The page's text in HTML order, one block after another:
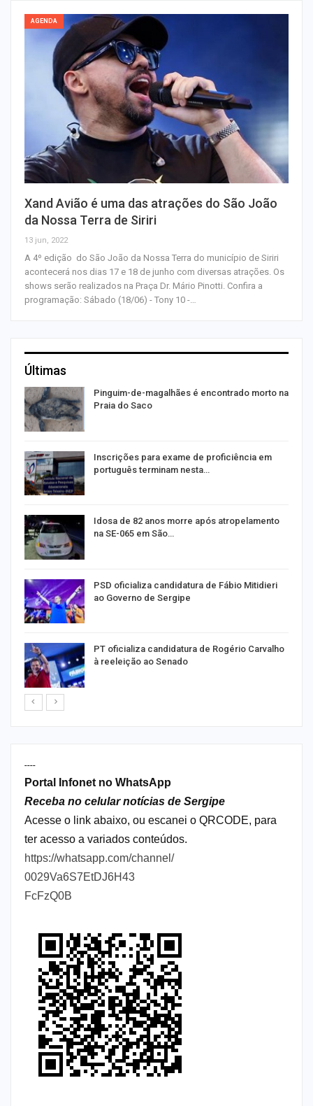
AGENDA
Xand Avião é uma das atrações do São João
da Nossa Terra de Siriri
13 jun, 2022
A 4º edição do São João da Nossa Terra do município de Siriri
acontecerá nos dias 17 e 18 de junho com diversas atrações. Os
shows serão realizados na Praça Dr. Mário Pinotti. Confira a
programação: Sábado (18/06) - Tony 10 -…
Últimas
Pinguim-de-magalhães é encontrado morto na
Praia do Saco
Inscrições para exame de proficiência em
português terminam nesta…
Idosa de 82 anos morre após atropelamento
na SE-065 em São…
PSD oficializa candidatura de Fábio Mitidieri
ao Governo de Sergipe
PT oficializa candidatura de Rogério Carvalho
à reeleição ao Senado
----
Portal Infonet no WhatsApp
Receba no celular notícias de Sergipe
Acesse o link abaixo, ou escanei o QRCODE, para
ter acesso a variados conteúdos.
https://whatsapp.com/channel/
0029Va6S7EtDJ6H43
FcFzQ0B